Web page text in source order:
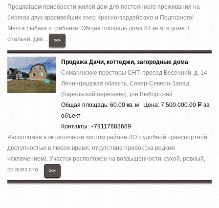
Предлагаем приобрести жилой дом для постоянного проживания на
берегах двух красивейших озер Красногвардейского и Подгорного!
Мечта рыбака и грибника! Общая площадь дома 84 кв.м, в доме 3
спальни, две...
>>
Продажа Дачи, коттеджи, загородные дома
Симагинские просторы СНТ, проезд Весенний, д. 14
Ленинградская область, Север-Северо-Запад
(Карельский перешеек), р-н Выборгский
Общая площадь: 60.00 кв. м Цена: 7 500 000.00 Р за
объект
Контакты: +79117683669
Расположен в экологически чистом районе ЛО с удобной транспортной
доступностью в любое время, отсутствие пробок (за редким
исключением). Участок расположен на возвышенности, сухой, ровный,
со всех сто...
>>